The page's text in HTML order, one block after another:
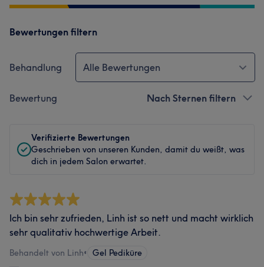
Bewertungen filtern
Behandlung Alle Bewertungen
Bewertung Nach Sternen filtern
Verifizierte Bewertungen
Geschrieben von unseren Kunden, damit du weißt, was
dich in jedem Salon erwartet.
Ich bin sehr zufrieden, Linh ist so nett und macht wirklich
sehr qualitativ hochwertige Arbeit.
Behandelt von Linh• Gel Pediküre